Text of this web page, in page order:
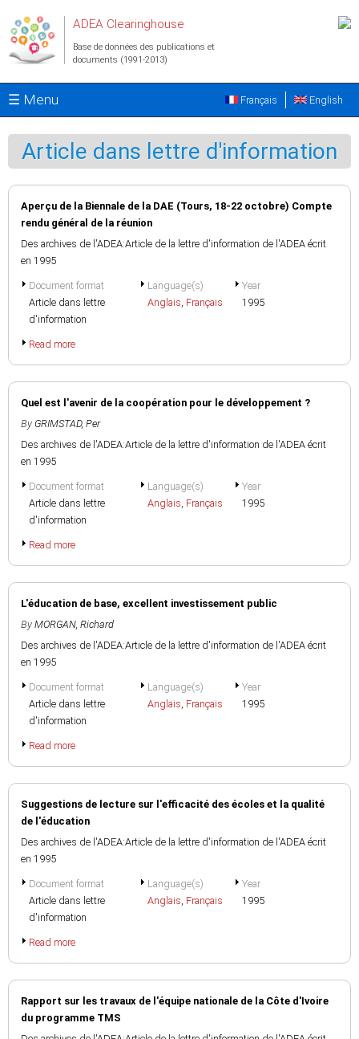
ADEA Clearinghouse
Base de données des publications et
documents (1991-2013)
☰ Menu English
Français
Article dans lettre d'information
Aperçu de la Biennale de la DAE (Tours, 18-22 octobre) Compte
rendu général de la réunion
Des archives de l'ADEA:Article de la lettre d'information de l'ADEA écrit
en 1995
Document format
Article dans lettre
d'information
Language(s)
Anglais, Français
Year
1995
Read more
Quel est l'avenir de la coopération pour le développement ?
By GRIMSTAD, Per
Des archives de l'ADEA:Article de la lettre d'information de l'ADEA écrit
en 1995
Document format
Article dans lettre
d'information
Language(s)
Anglais, Français
Year
1995
Read more
L'éducation de base, excellent investissement public
By MORGAN, Richard
Des archives de l'ADEA:Article de la lettre d'information de l'ADEA écrit
en 1995
Document format
Article dans lettre
d'information
Language(s)
Anglais, Français
Year
1995
Read more
Suggestions de lecture sur l'efficacité des écoles et la qualité
de l'éducation
Des archives de l'ADEA:Article de la lettre d'information de l'ADEA écrit
en 1995
Document format
Article dans lettre
d'information
Language(s)
Anglais, Français
Year
1995
Read more
Rapport sur les travaux de l'équipe nationale de la Côte d'Ivoire
du programme TMS